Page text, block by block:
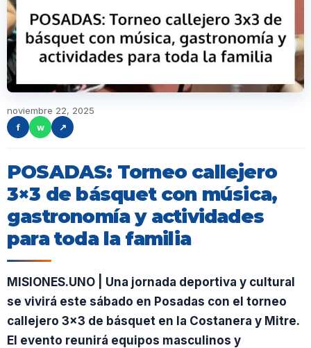
noviembre 22, 2025
f
w ↗
POSADAS: Torneo callejero
3×3 de básquet con música,
gastronomía y actividades
para toda la familia
MISIONES.UNO | Una jornada deportiva y cultural
se vivirá este sábado en Posadas con el torneo
callejero 3×3 de básquet en la Costanera y Mitre.
El evento reunirá equipos masculinos y